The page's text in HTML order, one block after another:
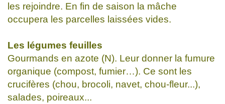
les rejoindre. En fin de saison la mâche
occupera les parcelles laissées vides.
Les légumes feuilles
Gourmands en azote (N). Leur donner la fumure
organique (compost, fumier…). Ce sont les
crucifères (chou, brocoli, navet, chou-fleur...),
salades, poireaux...